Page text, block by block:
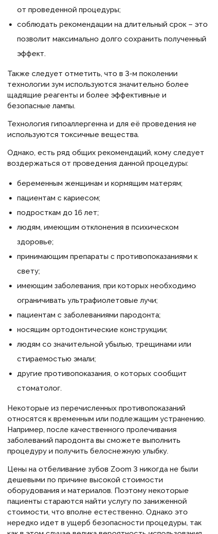
от проведенной процедуры;
соблюдать рекомендации на длительный срок – это
позволит максимально долго сохранить полученный
эффект.
Также следует отметить, что в 3-м поколении
технологии зум используются значительно более
щадящие реагенты и более эффективные и
безопасные лампы.
Технология гипоаллергенна и для её проведения не
используются токсичные вещества.
Однако, есть ряд общих рекомендаций, кому следует
воздержаться от проведения данной процедуры:
беременным женщинам и кормящим матерям;
пациентам с кариесом;
подросткам до 16 лет;
людям, имеющим отклонения в психическом
здоровье;
принимающим препараты с противопоказаниями к
свету;
имеющим заболевания, при которых необходимо
ограничивать ультрафиолетовые лучи;
пациентам с заболеваниями пародонта;
носящим ортодонтические конструкции;
людям со значительной убылью, трещинами или
стираемостью эмали;
другие противопоказания, о которых сообщит
стоматолог.
Некоторые из перечисленных противопоказаний
относятся к временным или подлежащим устранению.
Например, после качественного пролечивания
заболеваний пародонта вы сможете выполнить
процедуру и получить белоснежную улыбку.
Цены на отбеливание зубов Zoom 3 никогда не были
дешевыми по причине высокой стоимости
оборудования и материалов. Поэтому некоторые
пациенты стараются найти услугу по заниженной
стоимости, что вполне естественно. Однако это
нередко идет в ущерб безопасности процедуры, так